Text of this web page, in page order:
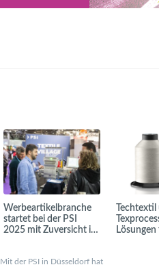
Werbeartikelbranche
startet bei der PSI
2025 mit Zuversicht ins
Mit der PSI in Düsseldorf hat
Techtextil